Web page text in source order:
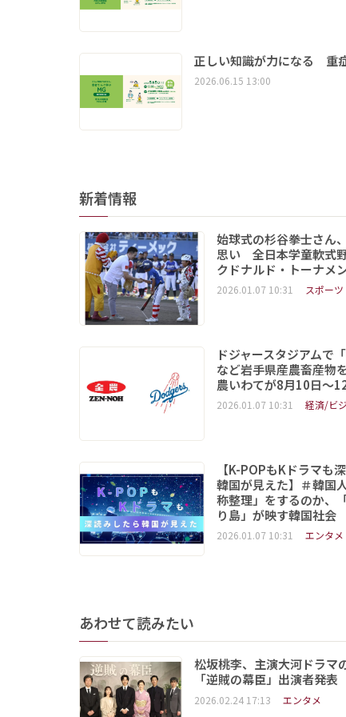
正しい知識が力になる 重
2026.06.15 13:00
新着情報
始球式の杉谷拳士さん
思い 全日本学童軟式
クドナルド・トーナメ
2026.01.07 10:31 スポーツ
ドジャースタジアムで
など岩手県産農畜産物
農いわてが8月10日～
2026.01.07 10:31 経済/ビ
【K-POPもKドラマも
韓国が見えた】＃韓国
称整理」をするのか、
り島」が映す韓国社会
2026.01.07 10:31 エンタメ
あわせて読みたい
松坂桃李、主演大河ドラマ
「逆賊の幕臣」出演者発表
2026.02.24 17:13 エンタメ